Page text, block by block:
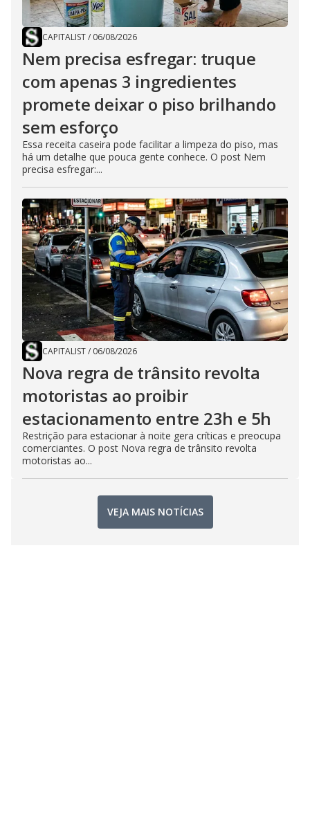
CAPITALIST/ 06/08/2026
Nem precisa esfregar: truque
com apenas 3 ingredientes
promete deixar o piso brilhando
sem esforço
Essa receita caseira pode facilitar a limpeza do piso, mas
há um detalhe que pouca gente conhece. O post Nem
precisa esfregar:...
CAPITALIST/ 06/08/2026
Nova regra de trânsito revolta
motoristas ao proibir
estacionamento entre 23h e 5h
Restrição para estacionar à noite gera críticas e preocupa
comerciantes. O post Nova regra de trânsito revolta
motoristas ao...
VEJA MAIS NOTÍCIAS